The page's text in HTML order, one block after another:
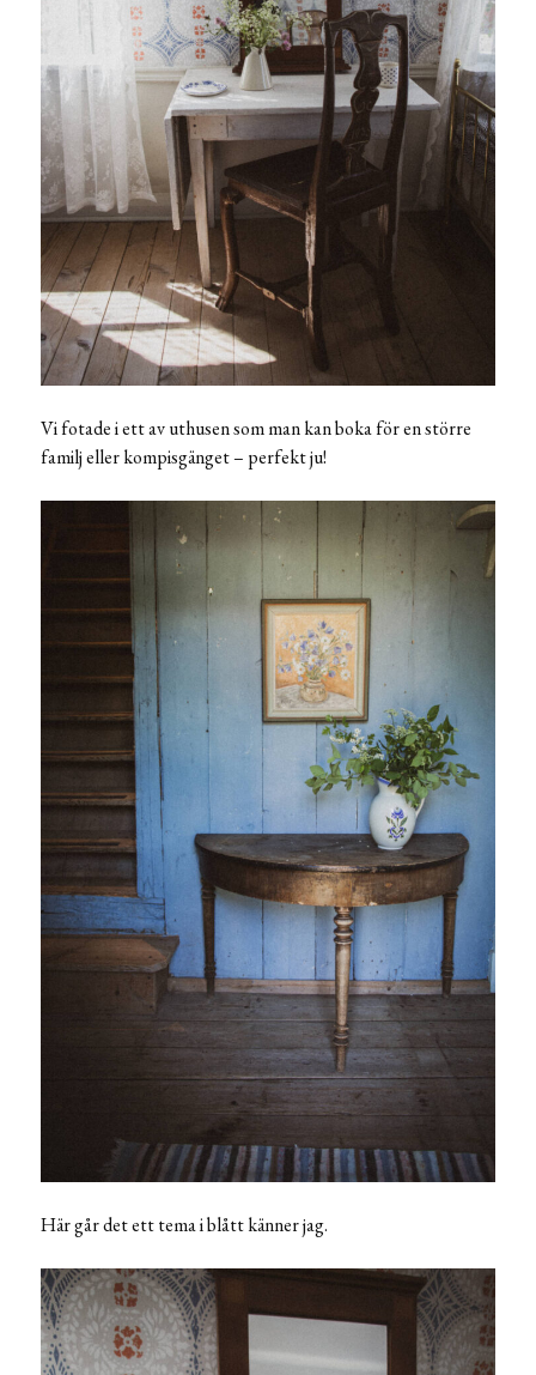
Vi fotade i ett av uthusen som man kan boka för en större
familj eller kompisgänget – perfekt ju!
Här går det ett tema i blått känner jag.